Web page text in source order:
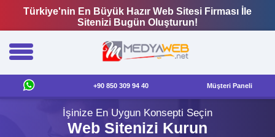
Türkiye'nin En Büyük Hazır Web Sitesi Firması İle
Sitenizi Bugün Oluşturun!
+90 850 309 94 40 Müşteri Paneli
İşinize En Uygun Konsepti Seçin
Web Sitenizi Kurun